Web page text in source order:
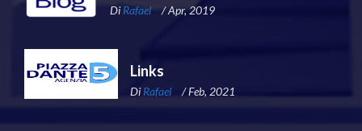
Di Rafael / Apr, 2019
Links
DiRafael / Feb, 2021